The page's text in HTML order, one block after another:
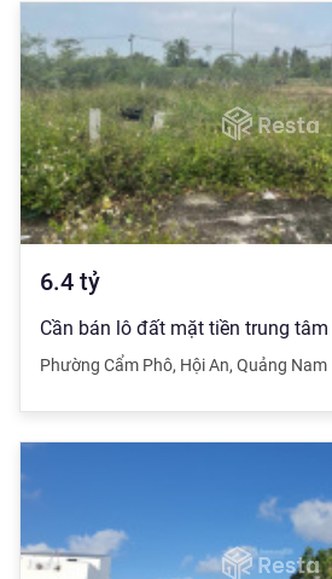
6.4 tỷ
Phường Cẩm Phô, Hội An, Quảng Nam